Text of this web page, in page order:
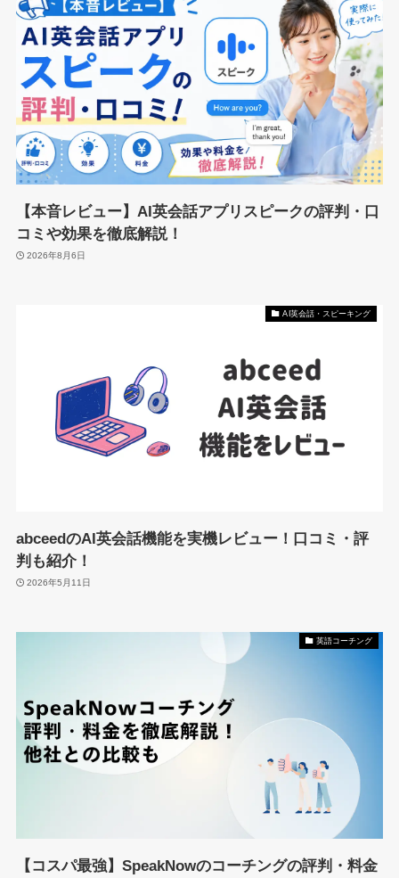
【本音レビュー】AI英会話アプリスピークの評判・口
コミや効果を徹底解説！
2026年8月6日
AI英会話・スピーキング
abceedのAI英会話機能を実機レビュー！口コミ・評
判も紹介！
2026年5月11日
英語コーチング
【コスパ最強】SpeakNowのコーチングの評判・料金